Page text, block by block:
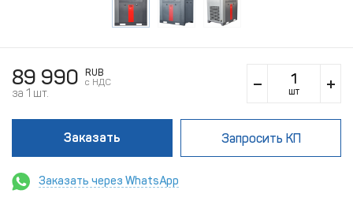
89 990
RUB
c НДС
за 1 шт. шт
Заказать Запросить КП
Заказать через WhatsApp